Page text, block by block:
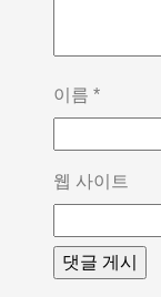
이름 *
웹 사이트